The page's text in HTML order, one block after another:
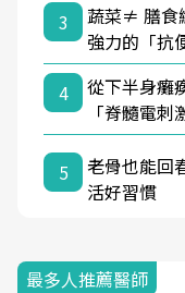
3
蔬菜≠ 膳食
強力的「抗
4
從下半身癱
「脊髓電
5
老骨也能回
活好習慣
最多人推薦醫師